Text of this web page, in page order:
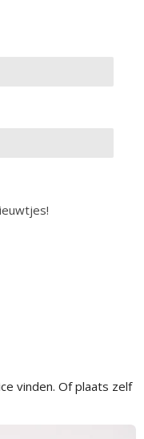
vinden. Of plaats zelf